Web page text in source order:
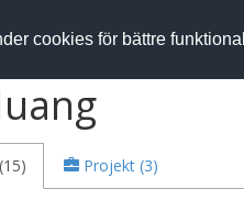
cookies för bättre
Projekt (3)